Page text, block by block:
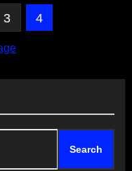
3 4
Search